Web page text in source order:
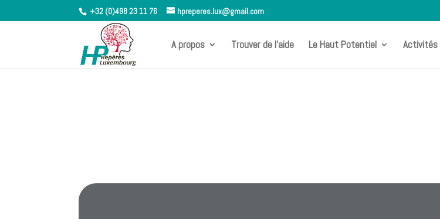
+32 (0)498 23 11 76 hpreperes.lux@gmail.com
A propos Trouver de l’aide Le Haut Potentiel Activités